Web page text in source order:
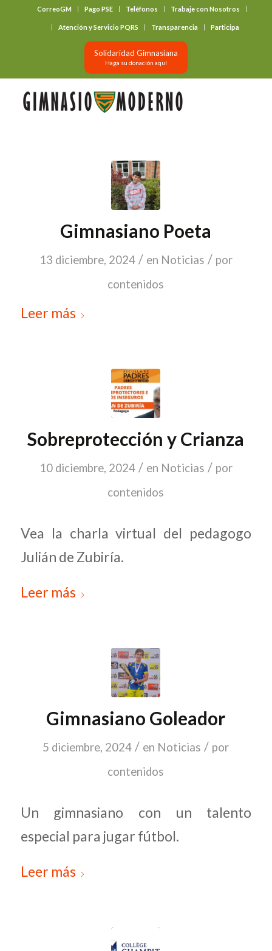
CorreoGM Pago PSE Teléfonos Trabaje con Nosotros
Atención y Servicio PQRS Transparencia Participa
Solidaridad Gimnasiana
Haga su donación aquí
Gimnasiano Poeta
13 diciembre, 2024 / en Noticias / por
contenidos
Leer más
Sobreprotección y Crianza
10 diciembre, 2024 / en Noticias / por
contenidos
Vea la charla virtual del pedagogo
Julián de Zubiría.
Leer más
Gimnasiano Goleador
5 diciembre, 2024 / en Noticias / por
contenidos
Un gimnasiano con un talento
especial para jugar fútbol.
Leer más